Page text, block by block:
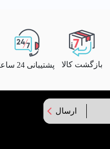
بازگشت کالا پشتیبانی 24 ساعته
ارسال